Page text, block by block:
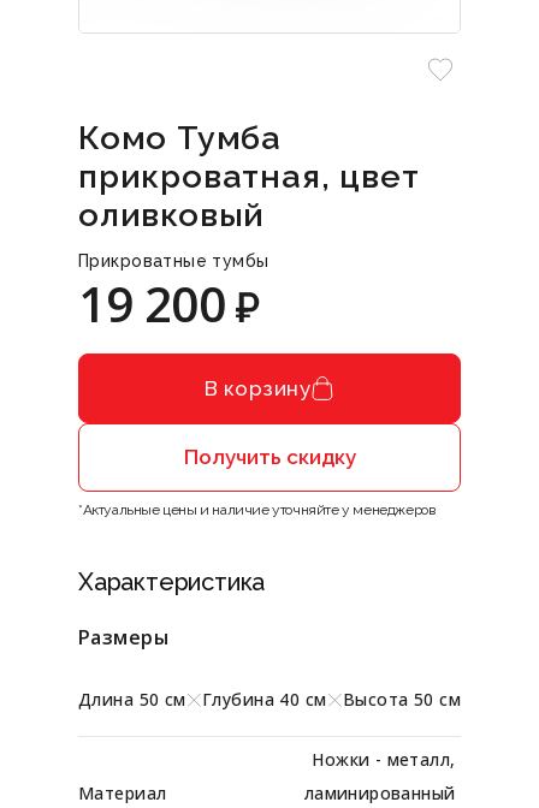
Комо Тумба
прикроватная, цвет
оливковый
Прикроватные тумбы
19 200 ₽
В корзину
Получить скидку
*Актуальные цены и наличие уточняйте у менеджеров
Характеристика
Размеры
Длина 50 см Глубина 40 см Высота 50 см
Материал
Ножки - металл,
ламинированный